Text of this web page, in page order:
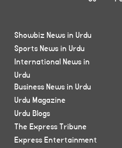
Showbiz News in Urdu
Sports News in Urdu
International News in
Urdu
Business News in Urdu
Urdu Magazine
Urdu Blogs
The Express Tribune
Express Entertainment